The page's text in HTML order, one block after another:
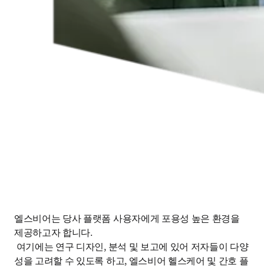
엘스비어는 당사 플랫폼 사용자에게 포용성 높은 환경을
제공하고자 합니다.
성을 고려할 수 있도록 하고, 엘스비어 헬스케어 및 간호 플